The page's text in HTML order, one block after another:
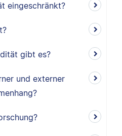
eingeschränkt?
gibt es?
und externer